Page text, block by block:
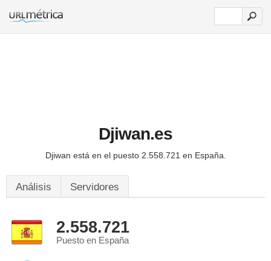
Djiwan.es
Djiwan está en el puesto 2.558.721 en España.
Análisis Servidores
2.558.721
Puesto en España